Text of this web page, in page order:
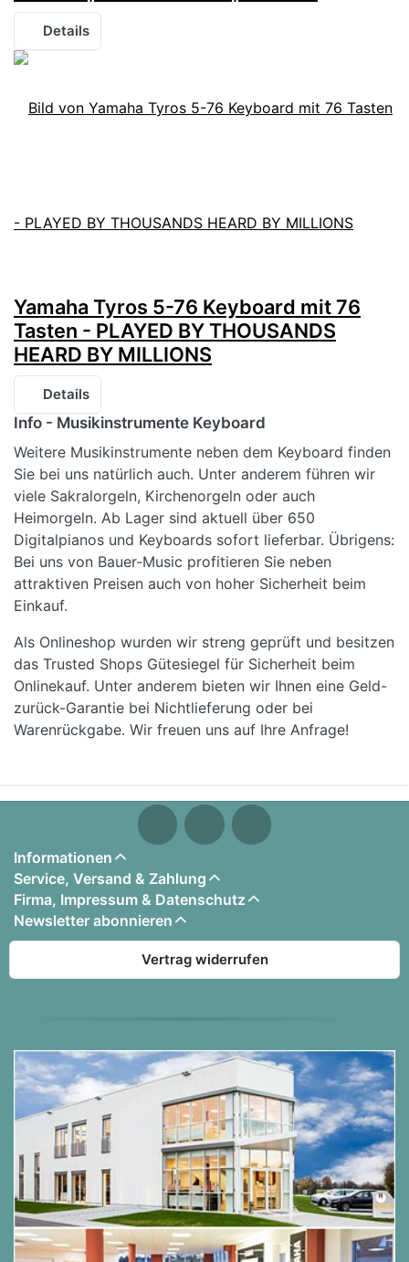
Details
Yamaha Tyros 5-76 Keyboard mit 76
Tasten - PLAYED BY THOUSANDS
HEARD BY MILLIONS
Details
Info - Musikinstrumente Keyboard
Weitere Musikinstrumente neben dem Keyboard finden
Sie bei uns natürlich auch. Unter anderem führen wir
viele Sakralorgeln, Kirchenorgeln oder auch
Heimorgeln. Ab Lager sind aktuell über 650
Digitalpianos und Keyboards sofort lieferbar. Übrigens:
Bei uns von Bauer-Music profitieren Sie neben
attraktiven Preisen auch von hoher Sicherheit beim
Einkauf.
Als Onlineshop wurden wir streng geprüft und besitzen
das Trusted Shops Gütesiegel für Sicherheit beim
Onlinekauf. Unter anderem bieten wir Ihnen eine Geld-
zurück-Garantie bei Nichtlieferung oder bei
Warenrückgabe. Wir freuen uns auf Ihre Anfrage!
Informationen
Service, Versand & Zahlung
Firma, Impressum & Datenschutz
Newsletter abonnieren
Vertrag widerrufen